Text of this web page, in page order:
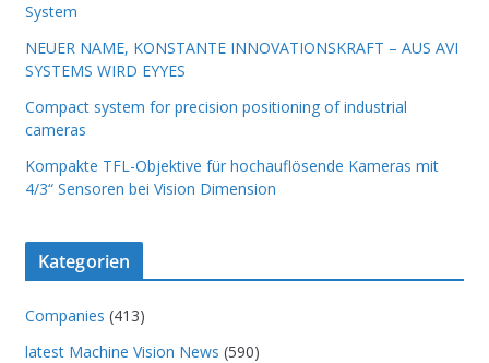
System
NEUER NAME, KONSTANTE INNOVATIONSKRAFT – AUS AVI
SYSTEMS WIRD EYYES
Compact system for precision positioning of industrial
cameras
Kompakte TFL-Objektive für hochauflösende Kameras mit
4/3“ Sensoren bei Vision Dimension
Kategorien
Companies (413)
latest Machine Vision News (590)